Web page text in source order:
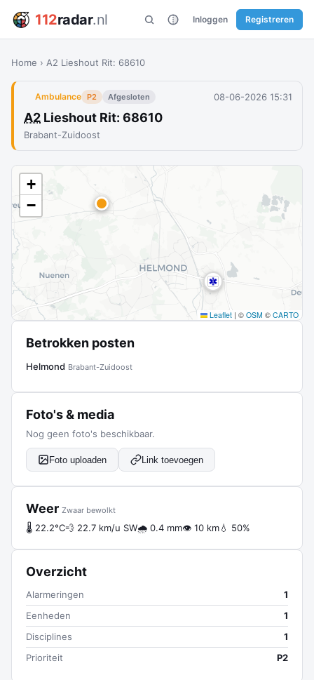
112radar.nl Inloggen Registreren
Home › A2 Lieshout Rit: 68610
Ambulance P2 Afgesloten 08-06-2026 15:31
A2 Lieshout Rit: 68610
Brabant-Zuidoost
+
−
Leaflet | © OSM © CARTO
Betrokken posten
Helmond Brabant-Zuidoost
Foto's & media
Nog geen foto's beschikbaar.
Foto uploaden Link toevoegen
Weer Zwaar bewolkt
🌡 22.2°C💨 22.7 km/u SW🌧 0.4 mm👁 10 km💧 50%
Overzicht
Alarmeringen
1
Eenheden
1
Disciplines
1
Prioriteit
P2